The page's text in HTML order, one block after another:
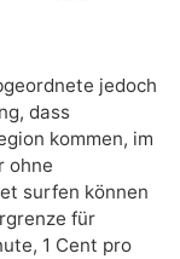
jedoch
dass
kommen, im
ohne
surfen können
für
1 Cent pro